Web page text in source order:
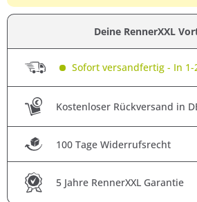
Deine RennerXXL
Sofort versandfertig - In
Kostenloser Rückversand in
100 Tage Widerrufsrecht
5 Jahre RennerXXL Garantie